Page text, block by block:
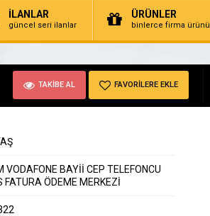
İLANLAR
güncel seri ilanlar
ÜRÜNLER
binlerce firma ürünü
TAKİBE AL FAVORİLERE EKLE
VODAFONE BAYİİ CEP TELEFONCU
FATURA ÖDEME MERKEZİ